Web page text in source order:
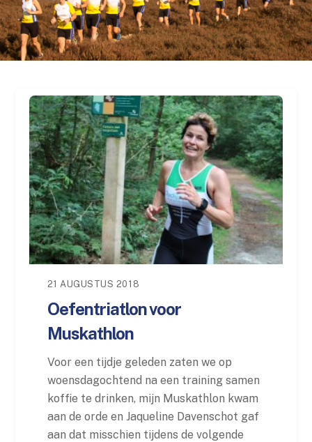
21 AUGUSTUS 2018
Oefentriatlon voor
Muskathlon
Voor een tijdje geleden zaten we op
woensdagochtend na een training samen
koffie te drinken, mijn Muskathlon kwam
aan de orde en Jaqueline Davenschot gaf
aan dat misschien tijdens de volgende